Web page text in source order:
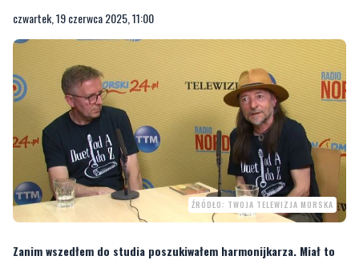
czwartek, 19 czerwca 2025, 11:00
ŹRÓDŁO: TWOJA TELEWIZJA MORSKA
Zanim wszedłem do studia poszukiwałem harmonijkarza. Miał to